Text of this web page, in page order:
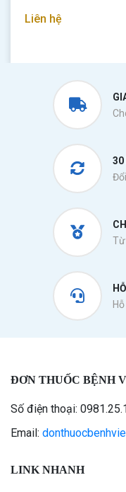
Liên hệ
30
Từ
ĐƠN THUỐC BỆNH
Số điện thoại:
Email:
LINK NHANH